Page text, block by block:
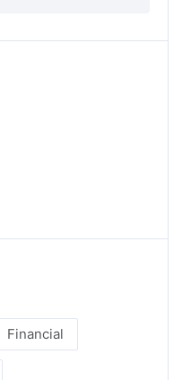
Financial